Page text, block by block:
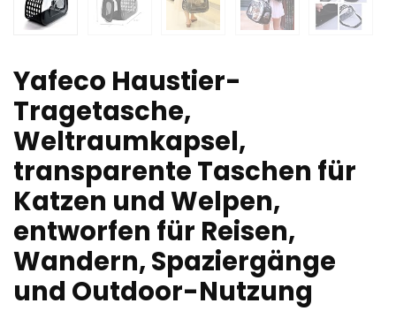
Yafeco Haustier-
Tragetasche,
Weltraumkapsel,
transparente Taschen für
Katzen und Welpen,
entworfen für Reisen,
Wandern, Spaziergänge
und Outdoor-Nutzung